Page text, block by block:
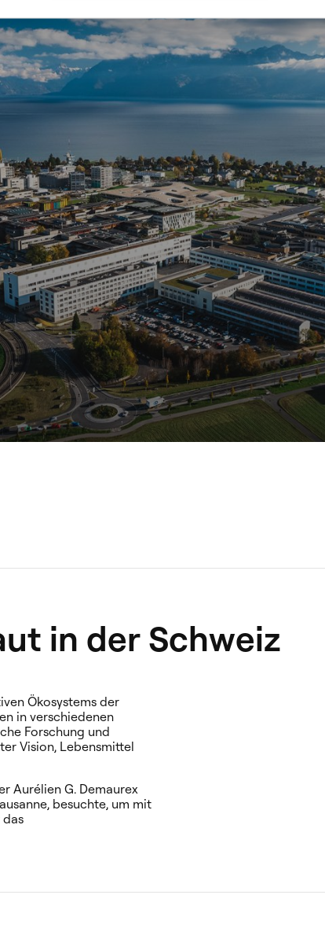
in der Schweiz
Ökosystems der
in verschiedenen
Forschung und
Vision, Lebensmittel
Aurélien G. Demaurex
besuchte, um mit
das